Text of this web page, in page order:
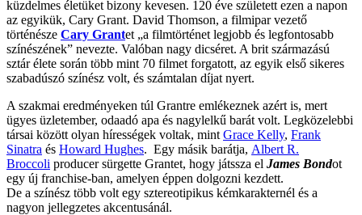
küzdelmes életüket bizony kevesen. 120 éve született ezen a napon
az egyikük, Cary Grant. David Thomson, a filmipar vezető
történésze Cary Grantet „a filmtörténet legjobb és legfontosabb
színészének” nevezte. Valóban nagy dicséret. A brit származású
sztár élete során több mint 70 filmet forgatott, az egyik első sikeres
szabadúszó színész volt, és számtalan díjat nyert.
A szakmai eredményeken túl Grantre emlékeznek azért is, mert
ügyes üzletember, odaadó apa és nagylelkű barát volt. Legközelebbi
társai között olyan hírességek voltak, mint Grace Kelly, Frank
Sinatra és Howard Hughes. Egy másik barátja, Albert R.
Broccoli producer sürgette Grantet, hogy játssza el James Bondot
egy új franchise-ban, amelyen éppen dolgozni kezdett.
De a színész több volt egy sztereotipikus kémkarakternél és a
nagyon jellegzetes akcentusánál.